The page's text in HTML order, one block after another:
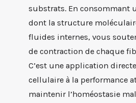
substrats. En consommant
dont la structure
fluides internes, vous
de contraction de chaque
C’est une application
cellulaire à la performance
maintenir l’homéostasie